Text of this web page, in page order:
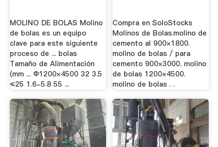
MOLINO DE BOLAS Molino
de bolas es un equipo
clave para este siguiente
proceso de ... bolas
Tamaño de Alimentación
(mm ... Ф1200×4500 32 3.5
≤25 1.6-5.8 55 ...
Compra en SoloStocks
Molinos de Bolas.molino de
cemento al 900×1800.
molino de bolas / para
cemento 900×3000. molino
de bolas 1200×4500.
molino de bolas . .